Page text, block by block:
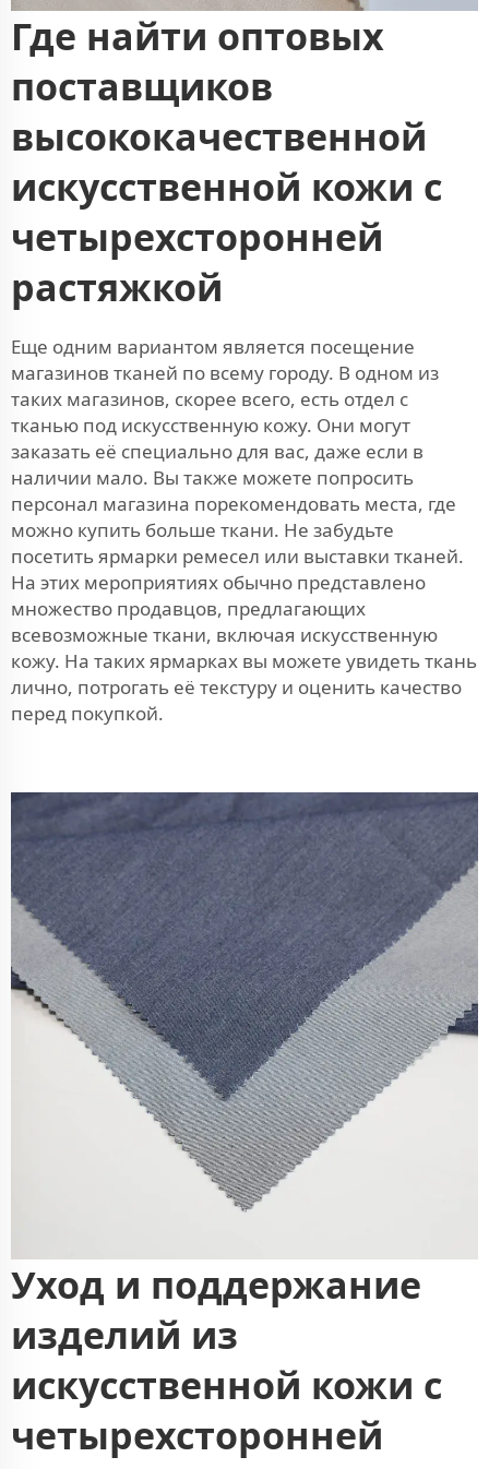
Где найти оптовых
поставщиков
высококачественной
искусственной кожи с
четырехсторонней
растяжкой
Еще одним вариантом является посещение
магазинов тканей по всему городу. В одном из
таких магазинов, скорее всего, есть отдел с
тканью под искусственную кожу. Они могут
заказать её специально для вас, даже если в
наличии мало. Вы также можете попросить
персонал магазина порекомендовать места, где
можно купить больше ткани. Не забудьте
посетить ярмарки ремесел или выставки тканей.
На этих мероприятиях обычно представлено
множество продавцов, предлагающих
всевозможные ткани, включая искусственную
кожу. На таких ярмарках вы можете увидеть ткань
лично, потрогать её текстуру и оценить качество
перед покупкой.
Уход и поддержание
изделий из
искусственной кожи с
четырехсторонней